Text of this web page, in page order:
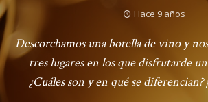
Hace 9 años
Descorchamos una botella de vino y
tres lugares en los que disfrutarde
¿Cuáles son y en qué se diferencian?